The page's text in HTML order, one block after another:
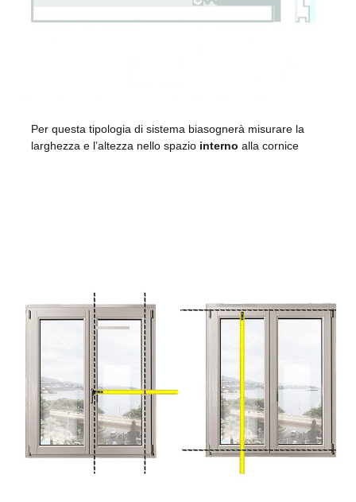
Per questa tipologia di sistema biasognerà misurare la
larghezza e l’altezza nello spazio interno alla cornice